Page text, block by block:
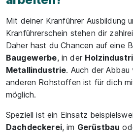
Mit deiner Kranführer Ausbildung
Kranführerschein stehen dir
Daher hast du Chancen auf eine
Baugewerbe, in der
Metallindustrie. Auch der Abbau
anderen Rohstoffen ist für dich
möglich.
Speziell ist ein Einsatz
Dachdeckerei, im Gerüstbau